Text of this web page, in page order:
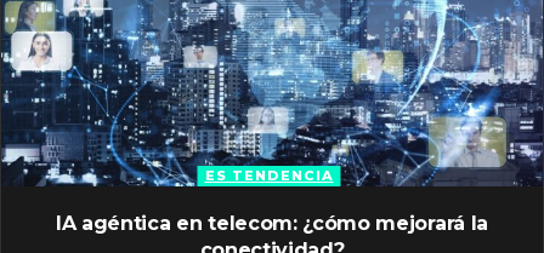
ES TENDENCIA
IA agéntica en telecom: ¿cómo mejorará la